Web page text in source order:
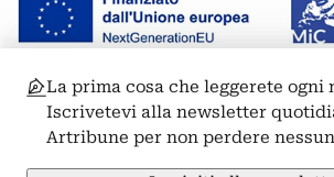
© 2011-2026 ARTRIBUNE srl – Corso Vittorio
00186 Roma - P.I. 11381581005
Privacy: Responsabile della protezione dei
ARTRIBUNE srl – Corso Vittorio Emanuele II,
La prima cosa che leggerete ogni
Iscrivetevi alla newsletter
Artribune per non perdere